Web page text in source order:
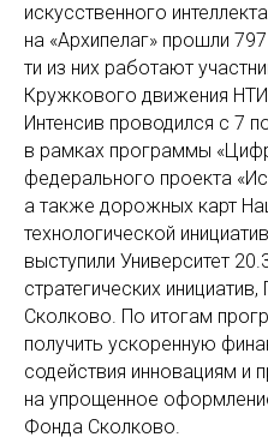
искусственного
на «Архипелаг» прошли
ти из них работают
Кружкового движения
Интенсив проводился с 7
в рамках программы
федерального проекта
а также дорожных карт
технологической
выступили Университет
стратегических
Сколково. По итогам
получить ускоренную
содействия инновациям и
на упрощенное
Фонда Сколково.